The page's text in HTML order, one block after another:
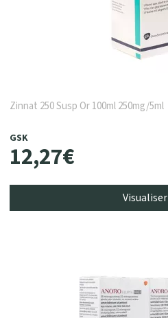
Zinnat 250 Susp Or 100ml 250mg/5ml
GSK
12,27€
Visualiser